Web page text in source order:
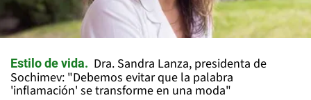
Estilo de vida
Dra. Sandra Lanza, presidenta de
Sochimev: "Debemos evitar que la palabra
'inflamación' se transforme en una moda"